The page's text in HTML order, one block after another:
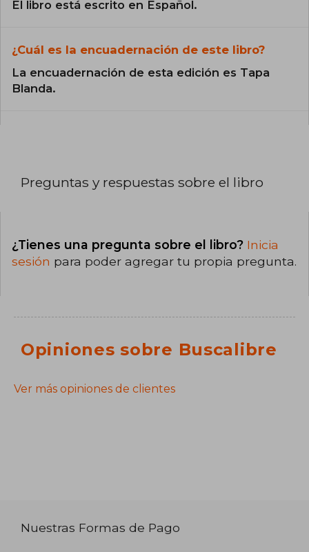
El libro está escrito en Español.
¿Cuál es la encuadernación de este libro?
La encuadernación de esta edición es Tapa
Blanda.
Preguntas y respuestas sobre el libro
¿Tienes una pregunta sobre el libro? Inicia
sesión para poder agregar tu propia pregunta.
Opiniones sobre Buscalibre
Ver más opiniones de clientes
Nuestras Formas de Pago